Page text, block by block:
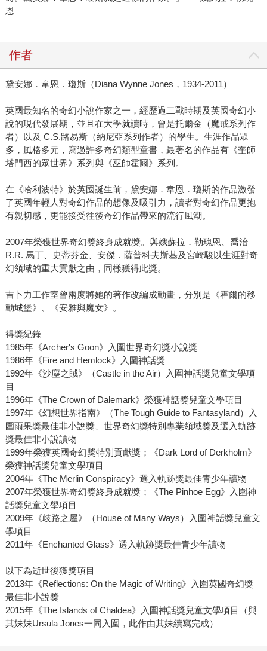
恩
作者
黛安娜．韋恩．瓊斯（Diana Wynne Jones，1934-2011）
英國最知名的奇幻小說作家之一，經歷過二戰時期及英國奇幻小
說的現代發展期，並且在大學就讀時，曾是托爾金（魔戒系列作
者）以及 C.S.路易斯（納尼亞系列作者）的學生。生涯作品眾
多，風格多元，寫過許多奇幻類型童書，最著名的作品有《奎師
塔門西的眾世界》系列與《巫師霍爾》系列。
在《哈利波特》於英國誕生前，黛安娜．韋恩．瓊斯的作品激發
了英國年輕人對奇幻作品的想像及吸引力，讀者對奇幻作品更抱
有親切感，更能接受往後奇幻作品帶來的流行風潮。
2007年榮獲世界奇幻獎終身成就獎。與娥蘇拉．勒瑰恩、喬治
R.R. 馬丁、史蒂芬金、安傑．薩普科夫斯基及宮崎駿以生涯對奇
幻領域的重大貢獻之由，同樣獲得此獎。
吉卜力工作室曾兩度將她的著作改編成動畫，分別是《霍爾的移
動城堡》、《安雅與魔女》。
得獎紀錄
1985年《Archer's Goon》入圍世界奇幻獎小說獎
1986年《Fire and Hemlock》入圍神話獎
1992年《沙塵之賊》（Castle in the Air）入圍神話獎兒童文學項
目
1996年《The Crown of Dalemark》榮獲神話獎兒童文學項目
1997年《幻想世界指南》（The Tough Guide to Fantasyland）入
圍雨果獎最佳非小說獎、世界奇幻獎特別專業領域獎及選入軌跡
獎最佳非小說讀物
1999年榮獲英國奇幻獎特別貢獻獎；《Dark Lord of Derkholm》
榮獲神話獎兒童文學項目
2004年《The Merlin Conspiracy》選入軌跡獎最佳青少年讀物
2007年榮獲世界奇幻獎終身成就獎；《The Pinhoe Egg》入圍神
話獎兒童文學項目
2009年《歧路之屋》（House of Many Ways）入圍神話獎兒童文
學項目
2011年《Enchanted Glass》選入軌跡獎最佳青少年讀物
以下為逝世後獲獎項目
2013年《Reflections: On the Magic of Writing》入圍英國奇幻獎
最佳非小說獎
2015年《The Islands of Chaldea》入圍神話獎兒童文學項目（與
其妹妹Ursula Jones一同入圍，此作由其妹續寫完成）